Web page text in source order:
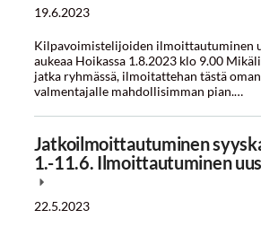
19.6.2023
Kilpavoimistelijoiden ilmoittautuminen
aukeaa Hoikassa 1.8.2023 klo 9.00
jatka ryhmässä, ilmoitattehan tästä
valmentajalle mahdollisimman pian.…
Jatkoilmoittautuminen
1.-11.6. Ilmoittautuminen
22.5.2023